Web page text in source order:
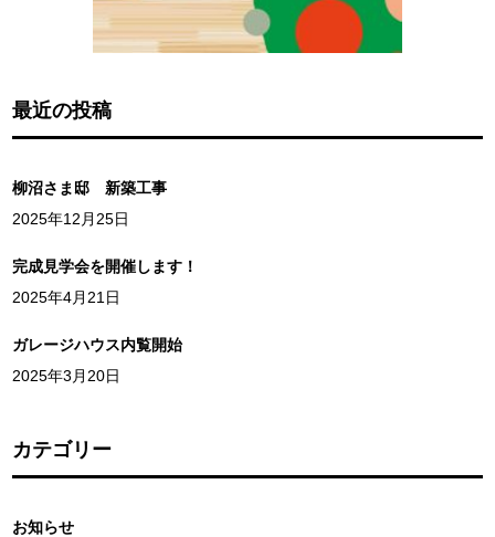
最近の投稿
柳沼さま邸 新築工事
2025年12月25日
完成見学会を開催します！
2025年4月21日
ガレージハウス内覧開始
2025年3月20日
カテゴリー
お知らせ